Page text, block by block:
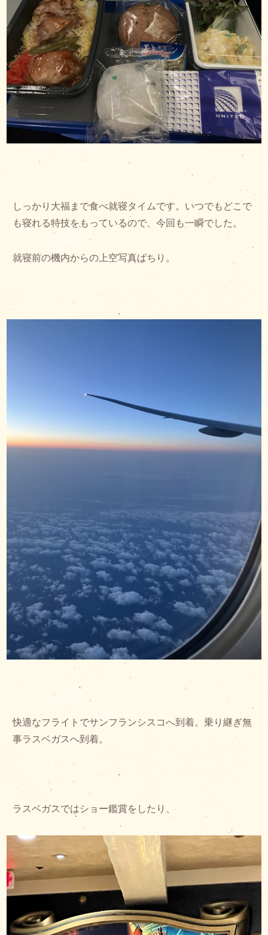
しっかり大福まで食べ就寝タイムです。いつでもどこで
も寝れる特技をもっているので、今回も一瞬でした。
就寝前の機内からの上空写真ぱちり。
快適なフライトでサンフランシスコへ到着。乗り継ぎ無
事ラスベガスへ到着。
ラスベガスではショー鑑賞をしたり、